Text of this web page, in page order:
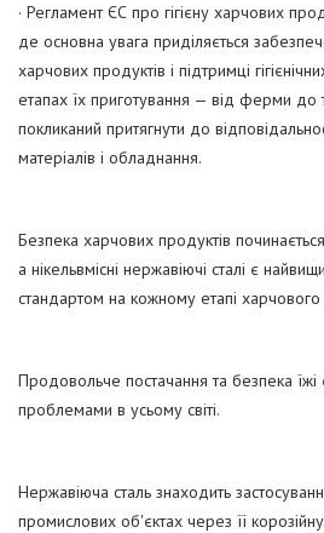
· Регламент ЄС про гігієну харчових
де основна увага приділяється
харчових продуктів і підтримці
етапах їх приготування — від ферми до
покликаний притягнути до
матеріалів і обладнання.
Безпека харчових продуктів починається
а нікельвмісні нержавіючі сталі є
стандартом на кожному етапі
Продовольче постачання та безпека їжі
проблемами в усьому світі.
Нержавіюча сталь знаходить
промислових об'єктах через її корозійну